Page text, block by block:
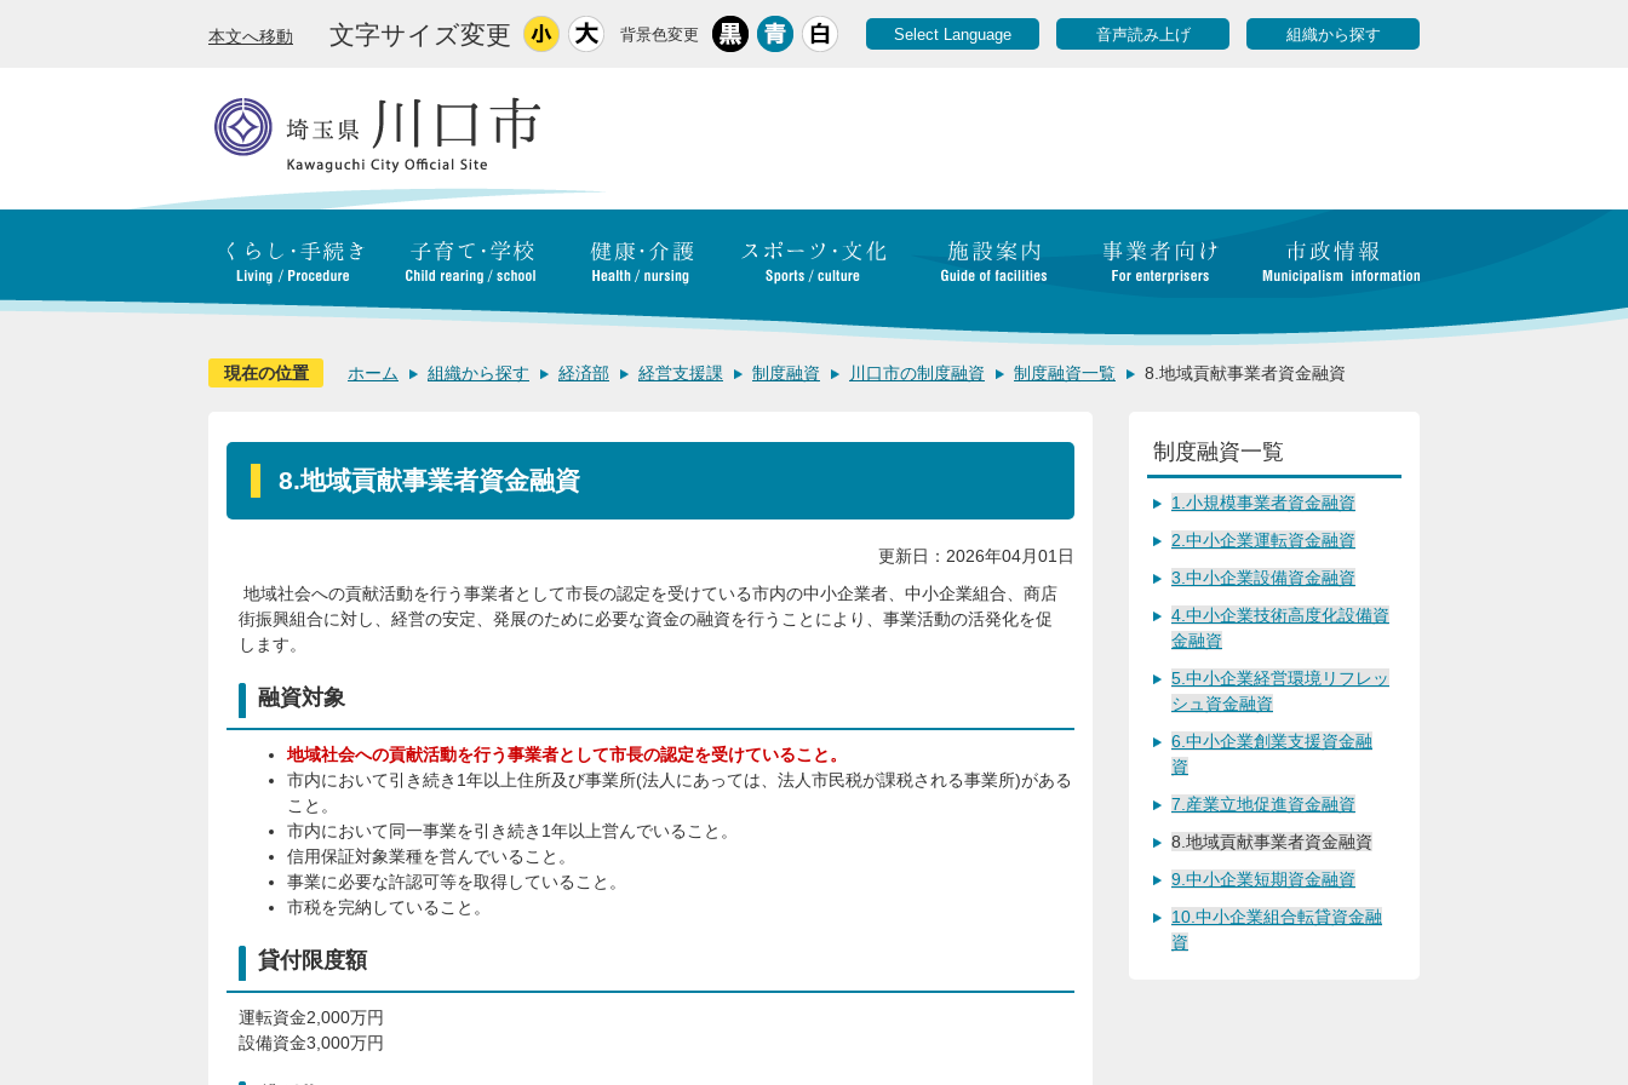
本文へ移動 文字サイズ変更 背景色変更 Select Language 音声読み上げ 組織から探す
現在の位置 ホーム 組織から探す 経済部 経営支援課 制度融資 川口市の制度融資 制度融資一覧 8.地域貢献事業者資金融資
8.地域貢献事業者資金融資
更新日：2026年04月01日
地域社会への貢献活動を行う事業者として市長の認定を受けている市内の中小企業者、中小企業組合、商店
街振興組合に対し、経営の安定、発展のために必要な資金の融資を行うことにより、事業活動の活発化を促
します。
融資対象
地域社会への貢献活動を行う事業者として市長の認定を受けていること。
市内において引き続き1年以上住所及び事業所(法人にあっては、法人市民税が課税される事業所)がある
こと。
市内において同一事業を引き続き1年以上営んでいること。
信用保証対象業種を営んでいること。
事業に必要な許認可等を取得していること。
市税を完納していること。
貸付限度額
運転資金2,000万円
設備資金3,000万円
制度融資一覧
1.小規模事業者資金融資
2.中小企業運転資金融資
3.中小企業設備資金融資
4.中小企業技術高度化設備資
金融資
5.中小企業経営環境リフレッ
シュ資金融資
6.中小企業創業支援資金融
資
7.産業立地促進資金融資
8.地域貢献事業者資金融資
9.中小企業短期資金融資
10.中小企業組合転貸資金融
資